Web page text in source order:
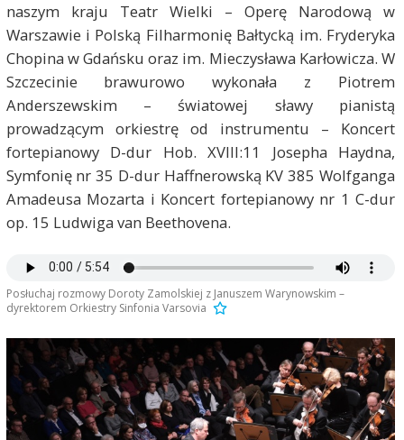
naszym kraju Teatr Wielki – Operę Narodową w
Warszawie i Polską Filharmonię Bałtycką im. Fryderyka
Chopina w Gdańsku oraz im. Mieczysława Karłowicza. W
Szczecinie brawurowo wykonała z Piotrem
Anderszewskim – światowej sławy pianistą
prowadzącym orkiestrę od instrumentu – Koncert
fortepianowy D-dur Hob. XVIII:11 Josepha Haydna,
Symfonię nr 35 D-dur Haffnerowską KV 385 Wolfganga
Amadeusa Mozarta i Koncert fortepianowy nr 1 C-dur
op. 15 Ludwiga van Beethovena.
Posłuchaj rozmowy Doroty Zamolskiej z Januszem Warynowskim –
dyrektorem Orkiestry Sinfonia Varsovia